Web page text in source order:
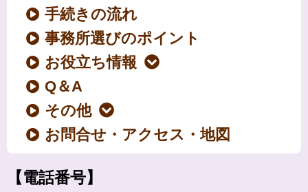
手続きの流れ
事務所選びのポイント
お役立ち情報
Q＆A
その他
お問合せ・アクセス・地図
【電話番号】